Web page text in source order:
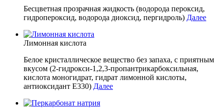
Бесцветная прозрачная жидкость (водорода пероксид,
гидропероксид, водорода диоксид, пергидроль) Далее
Лимонная кислота
Белое кристаллическое вещество без запаха, с приятным
вкусом (2-гидрокси-1,2,3-пропантрикарбоксильная,
кислота моногидрат, гидрат лимонной кислоты,
антиоксидант E330) Далее